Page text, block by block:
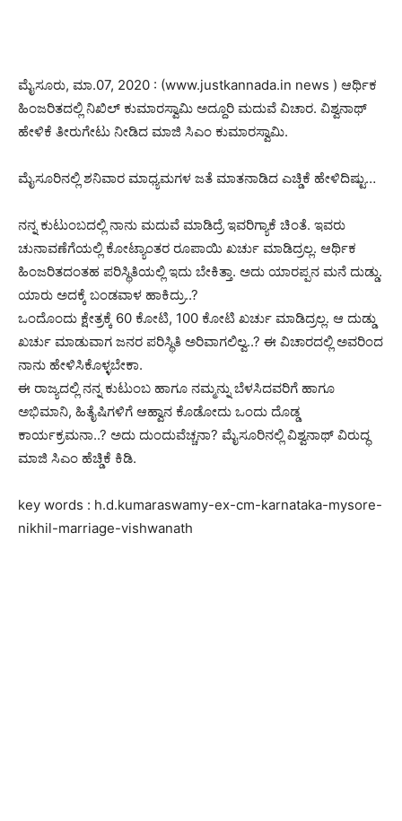
ಮೈಸೂರು, ಮಾ.07, 2020 : (www.justkannada.in news ) ಆರ್ಥಿಕ
ಹಿಂಜರಿತದಲ್ಲಿ ನಿಖಿಲ್ ಕುಮಾರಸ್ವಾಮಿ ಅದ್ದೂರಿ ಮದುವೆ ವಿಚಾರ. ವಿಶ್ವನಾಥ್
ಹೇಳಿಕೆ ತೀರುಗೇಟು ನೀಡಿದ ಮಾಜಿ ಸಿಎಂ ಕುಮಾರಸ್ವಾಮಿ.
ಮೈಸೂರಿನಲ್ಲಿ ಶನಿವಾರ ಮಾಧ್ಯಮಗಳ ಜತೆ ಮಾತನಾಡಿದ ಎಚ್ಡಿಕೆ ಹೇಳಿದಿಷ್ಟು…
ನನ್ನ ಕುಟುಂಬದಲ್ಲಿ ನಾನು ಮದುವೆ ಮಾಡಿದ್ರೆ ಇವರಿಗ್ಯಾಕೆ ಚಿಂತೆ. ಇವರು
ಚುನಾವಣೆಗೆಯಲ್ಲಿ ಕೋಟ್ಯಾಂತರ ರೂಪಾಯಿ ಖರ್ಚು ಮಾಡಿದ್ರಲ್ಲ. ಆರ್ಥಿಕ
ಹಿಂಜರಿತದಂತಹ ಪರಿಸ್ಥಿತಿಯಲ್ಲಿ ಇದು ಬೇಕಿತ್ತಾ. ಅದು ಯಾರಪ್ಪನ ಮನೆ ದುಡ್ಡು.
ಯಾರು ಅದಕ್ಕೆ ಬಂಡವಾಳ ಹಾಕಿದ್ರು..?
ಒಂದೊಂದು ಕ್ಷೇತ್ರಕ್ಕೆ 60 ಕೋಟಿ, 100 ಕೋಟಿ ಖರ್ಚು ಮಾಡಿದ್ರಲ್ಲ. ಆ ದುಡ್ಡು
ಖರ್ಚು ಮಾಡುವಾಗ ಜನರ ಪರಿಸ್ಥಿತಿ ಅರಿವಾಗಲಿಲ್ವ..? ಈ ವಿಚಾರದಲ್ಲಿ ಅವರಿಂದ
ನಾನು ಹೇಳಿಸಿಕೊಳ್ಳಬೇಕಾ.
ಈ ರಾಜ್ಯದಲ್ಲಿ ನನ್ನ ಕುಟುಂಬ ಹಾಗೂ ನಮ್ಮನ್ನು ಬೆಳಸಿದವರಿಗೆ ಹಾಗೂ
ಅಭಿಮಾನಿ, ಹಿತೈಷಿಗಳಿಗೆ ಆಹ್ವಾನ ಕೊಡೋದು ಒಂದು ದೊಡ್ಡ
ಕಾರ್ಯಕ್ರಮ‌ನಾ..? ಅದು ದುಂದುವೆಚ್ಚನಾ? ಮೈಸೂರಿನಲ್ಲಿ ವಿಶ್ವನಾಥ್ ವಿರುದ್ಧ
ಮಾಜಿ ಸಿಎಂ ಹೆಚ್ಡಿಕೆ ಕಿಡಿ.
key words : h.d.kumaraswamy-ex-cm-karnataka-mysore-
nikhil-marriage-vishwanath